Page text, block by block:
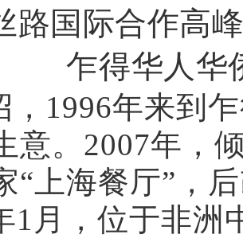
路国际合作高
乍得华人华
，1996年来到
意。2007年，
“上海餐厅”，
1月，位于非洲